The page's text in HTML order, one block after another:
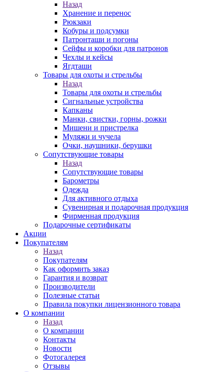
Назад
Хранение и перенос
Рюкзаки
Кобуры и подсумки
Патронташи и погоны
Сейфы и коробки для патронов
Чехлы и кейсы
Ягдташи
Товары для охоты и стрельбы
Назад
Товары для охоты и стрельбы
Сигнальные устройства
Капканы
Манки, свистки, горны, рожки
Мишени и пристрелка
Муляжи и чучела
Очки, наушники, берушки
Сопутствующие товары
Назад
Сопутствующие товары
Барометры
Одежда
Для активного отдыха
Сувенирная и подарочная продукция
Фирменная продукция
Подарочные сертификаты
Акции
Покупателям
Назад
Покупателям
Как оформить заказ
Гарантия и возврат
Производители
Полезные статьи
Правила покупки лицензионного товара
О компании
Назад
О компании
Контакты
Новости
Фотогалерея
Отзывы